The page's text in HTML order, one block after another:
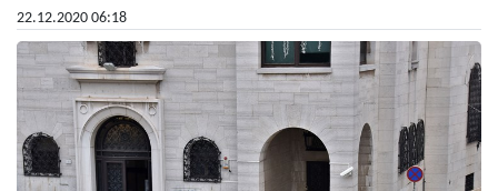
22.12.2020 06:18